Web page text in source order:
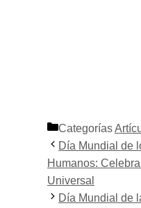
Categorías
Día Mundial de
Humanos:
Universal
Día Mundial de